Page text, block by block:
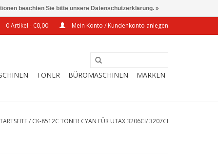
0 Artikel - €0,00 Mein Konto / Kundenkonto anlegen
TONER BÜROMASCHINEN MARKEN
/ CK-8512C TONER CYAN FÜR UTAX 3206CI/ 3207CI
beachten Sie bitte unsere Datenschutzerklärung. »